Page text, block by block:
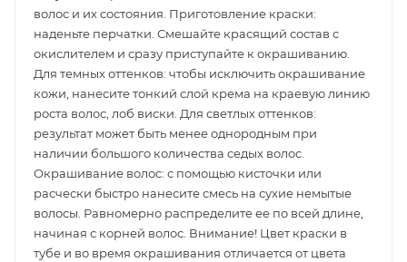
волос и их состояния. Приготовление краски:
наденьте перчатки. Смешайте красящий состав с
окислителем и сразу приступайте к окрашиванию.
Для темных оттенков: чтобы исключить окрашивание
кожи, нанесите тонкий слой крема на краевую линию
роста волос, лоб виски. Для светлых оттенков:
результат может быть менее однородным при
наличии большого количества седых волос.
Окрашивание волос: с помощью кисточки или
расчески быстро нанесите смесь на сухие немытые
волосы. Равномерно распределите ее по всей длине,
начиная с корней волос. Внимание! Цвет краски в
тубе и во время окрашивания отличается от цвета